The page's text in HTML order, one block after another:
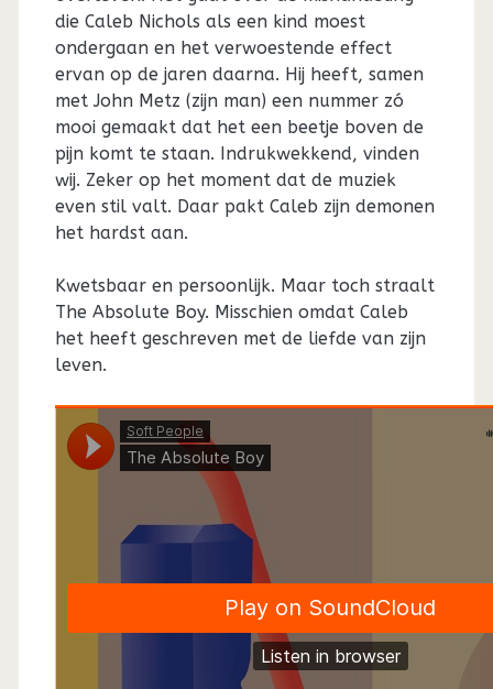
die Caleb Nichols als een kind moest
ondergaan en het verwoestende effect
ervan op de jaren daarna. Hij heeft, samen
met John Metz (zijn man) een nummer zó
mooi gemaakt dat het een beetje boven de
pijn komt te staan. Indrukwekkend, vinden
wij. Zeker op het moment dat de muziek
even stil valt. Daar pakt Caleb zijn demonen
het hardst aan.
Kwetsbaar en persoonlijk. Maar toch straalt
The Absolute Boy. Misschien omdat Caleb
het heeft geschreven met de liefde van zijn
leven.